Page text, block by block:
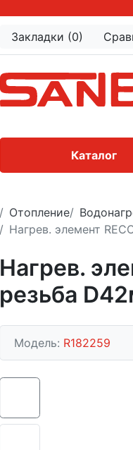
Закладки (0)
Каталог
Отопление
Нагрев. элемент
Нагрев.
резьба
Модель: R182259